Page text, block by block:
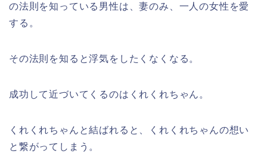
の法則を知っている男性は、妻のみ、一人の女性を愛
する。
その法則を知ると浮気をしたくなくなる。
成功して近づいてくるのはくれくれちゃん。
くれくれちゃんと結ばれると、くれくれちゃんの想い
と繋がってしまう。